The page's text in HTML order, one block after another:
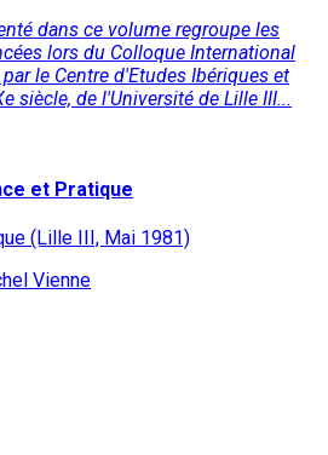
dans ce volume regroupe les
lors du Colloque International
le Centre d'Etudes Ibériques et
siècle, de l'Université de Lille III...
et Pratique
(Lille III, Mai 1981)
Vienne